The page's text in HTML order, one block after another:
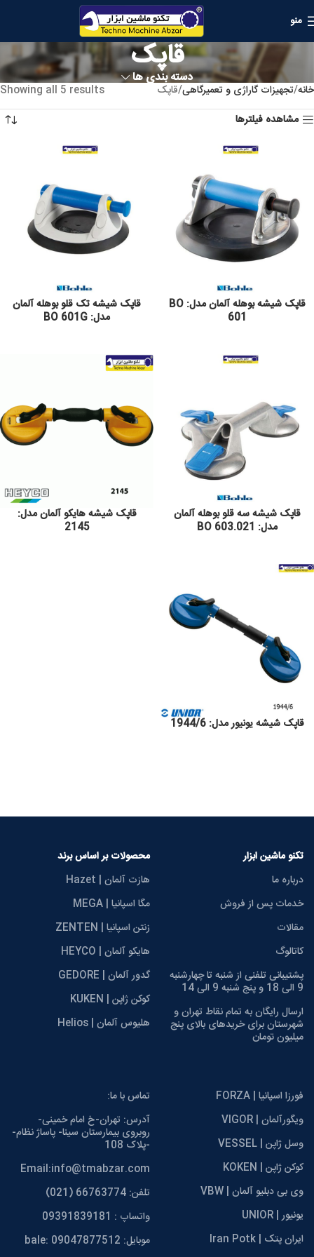
منو
قاپک
دسته بندی ها
خانه تجهیزات گاراژی و تعمیرگاهی قاپک
Showing all 5 results
مشاهده فیلترها
قاپک شیشه بوهله آلمان مدل: BO
601
قاپک شیشه تک قلو بوهله آلمان
مدل: BO 601G
قاپک شیشه سه قلو بوهله آلمان
مدل: BO 603.021
قاپک شیشه هایکو آلمان مدل:
2145
قاپک شیشه یونیور مدل: 1944/6
تکنو ماشین ابزار
درباره ما
خدمات پس از فروش
مقالات
کاتالوگ
پشتیبانی تلفنی از شنبه تا چهارشنبه
9 الی 18 و پنج شنبه 9 الی 14
ارسال رایگان به تمام نقاط تهران و
شهرستان برای خریدهای بالای پنج
میلیون تومان
محصولات بر اساس برند
هازت آلمان | Hazet
مگا اسپانیا | MEGA
زنتن اسپانیا | ZENTEN
هایکو آلمان | HEYCO
گدور آلمان | GEDORE
کوکن ژاپن | KUKEN
هلیوس آلمان | Helios
فورزا اسپانیا | FORZA
ویگورآلمان | VIGOR
وسل ژاپن | VESSEL
کوکن ژاپن | KOKEN
وی بی دبلیو آلمان | VBW
یونیور | UNIOR
ایران پتک | Iran Potk
تماس با ما:
آدرس: تهران-خ امام خمینی-
روبروی بیمارستان سینا- پاساژ نظام-
-پلاک 108
Email:info@tmabzar.com
تلفن: 66763774 (021)
واتساپ : 09391839181
موبایل: 09047877512 :bale